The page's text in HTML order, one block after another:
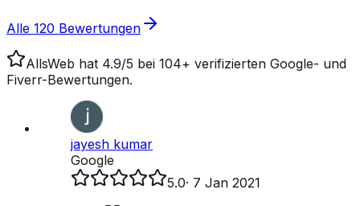
Alle 120 Bewertungen
AllsWeb hat 4.9/5 bei 104+ verifizierten Google- und
Fiverr-Bewertungen.
jayesh kumar
Google
5.0· 7 Jan 2021